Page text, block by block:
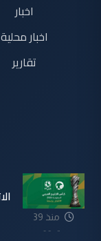
اخبار
اخبار محلية
تقارير
منذ 39
دقيقة